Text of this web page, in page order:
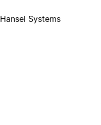
Hansel Systems